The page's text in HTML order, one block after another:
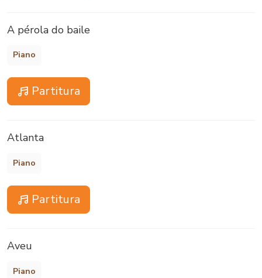
A pérola do baile
Piano
Partitura
Atlanta
Piano
Partitura
Aveu
Piano